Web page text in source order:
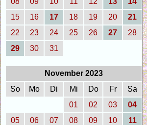
15
16 17 18 19 20
21
22
23 24 25 26 27
28
29
30 31
November 2023
So
Mo Di Mi Do Fr
Sa
01
02 03
04
05
06 07 08 09 10
11